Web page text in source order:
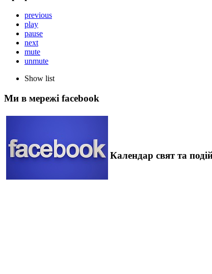
previous
play
pause
next
mute
unmute
Show list
Ми в мережі facebook
Календар свят та